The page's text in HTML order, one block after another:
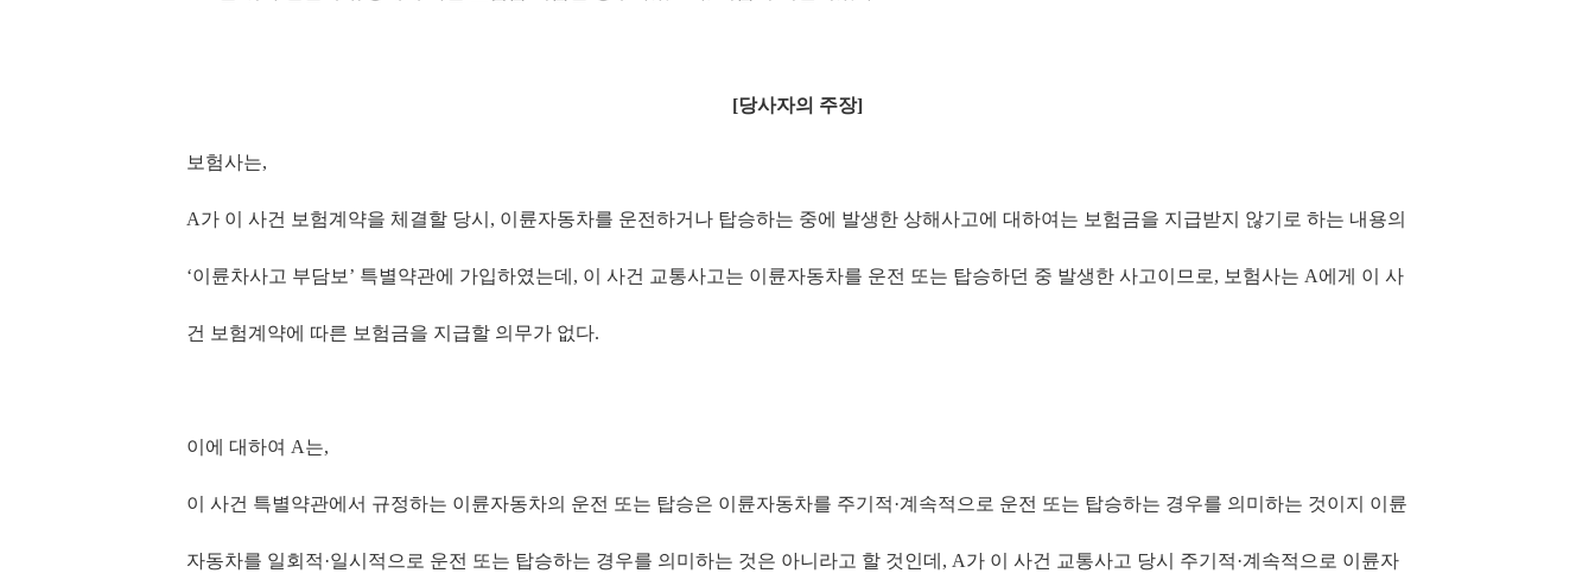
[당사자의 주장]
보험사는,
A가 이 사건 보험계약을 체결할 당시 , 이륜자동차를 운전하거나 탑승하는 중에 발생한 상해사고에 대하여는 보험금을 지급받지 않기로 하는 내용의
‘이륜차사고 부담보 ’ 특별약관에 가입하였는데 , 이 사건 교통사고는 이륜자동차를 운전 또는 탑승하던 중 발생한 사고이므로, 보험사는 A에게 이 사
건 보험계약에 따른 보험금을 지급할 의무가 없다.
이에 대하여 A는,
이 사건 특별약관에서 규정하는 이륜자동차의 운전 또는 탑승은 이륜자동차를 주기적·계속적으로 운전 또는 탑승하는 경우를 의미하는 것이지 이륜
자동차를 일회적·일시적으로 운전 또는 탑승하는 경우를 의미하는 것은 아니라고 할 것인데 , A가 이 사건 교통사고 당시 주기적·계속적으로 이륜자